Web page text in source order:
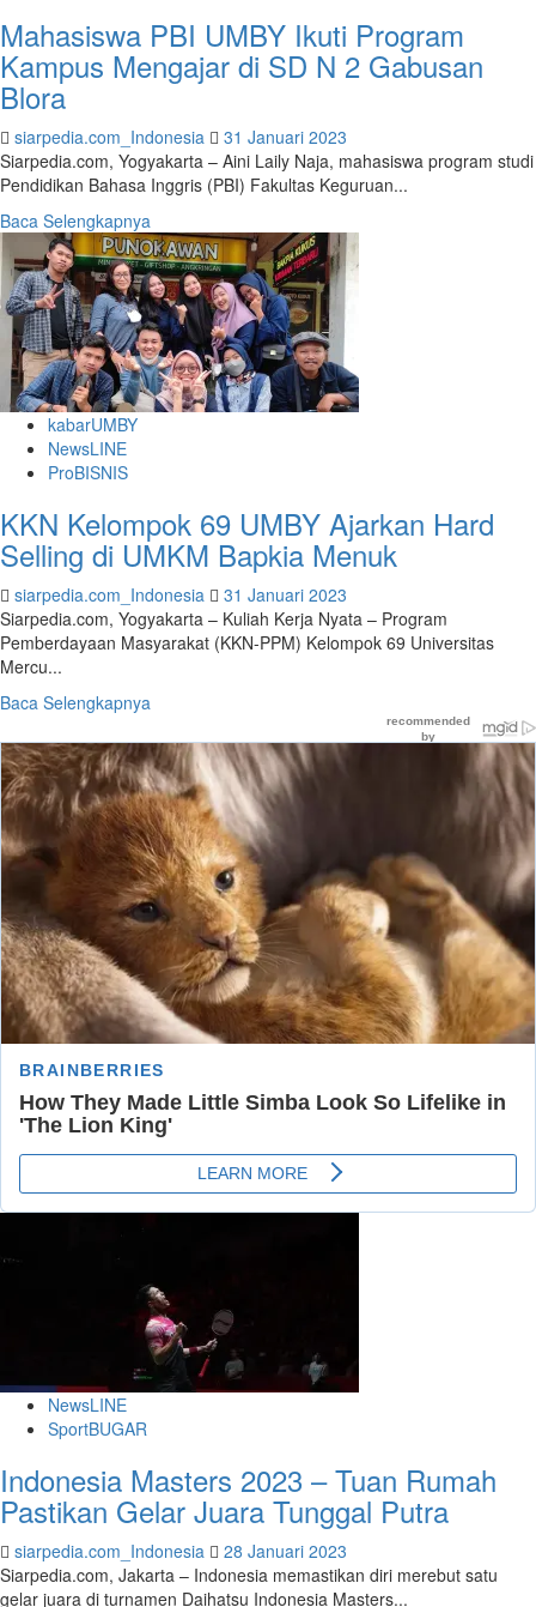
Mahasiswa PBI UMBY Ikuti Program
Kampus Mengajar di SD N 2 Gabusan
Blora
siarpedia.com_Indonesia
31 Januari 2023
Siarpedia.com, Yogyakarta – Aini Laily Naja, mahasiswa program studi
Pendidikan Bahasa Inggris (PBI) Fakultas Keguruan...
Baca Selengkapnya
more
about
Mahasiswa
PBI
UMBY
Ikuti
Program
Kampus
2
Gabusan
kabarUMBY
NewsLINE
ProBISNIS
KKN Kelompok 69 UMBY Ajarkan Hard
Selling di UMKM Bapkia Menuk
siarpedia.com_Indonesia
31 Januari 2023
Siarpedia.com, Yogyakarta – Kuliah Kerja Nyata – Program
Pemberdayaan Masyarakat (KKN-PPM) Kelompok 69 Universitas
Mercu...
Baca Selengkapnya
about
KKN
Kelompok
69
UMBY
Ajarkan
Hard
Selling
UMKM
Bapkia
Menuk
NewsLINE
SportBUGAR
Indonesia Masters 2023 – Tuan Rumah
Pastikan Gelar Juara Tunggal Putra
siarpedia.com_Indonesia
28 Januari 2023
Siarpedia.com, Jakarta – Indonesia memastikan diri merebut satu
gelar juara di turnamen Daihatsu Indonesia Masters...